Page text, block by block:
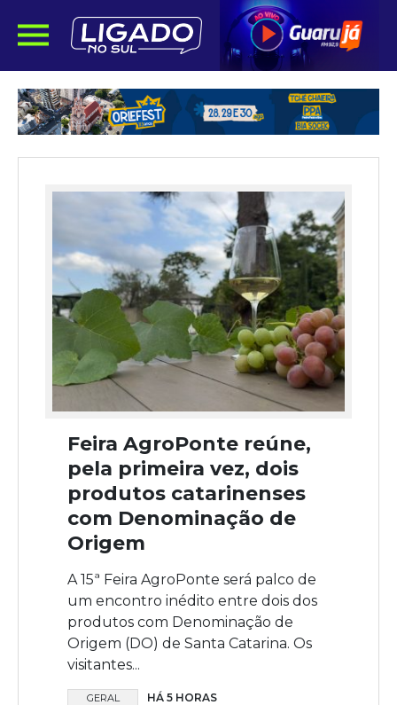
Feira AgroPonte reúne,
pela primeira vez, dois
produtos catarinenses
com Denominação de
Origem
A 15ª Feira AgroPonte será palco de
um encontro inédito entre dois dos
produtos com Denominação de
Origem (DO) de Santa Catarina. Os
visitantes...
GERAL HÁ 5 HORAS